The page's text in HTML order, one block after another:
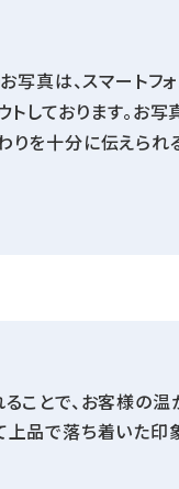
真は、スマートフ
しております。お
りを十分に伝えられ
ことで、お客様の温
上品で落ち着いた印